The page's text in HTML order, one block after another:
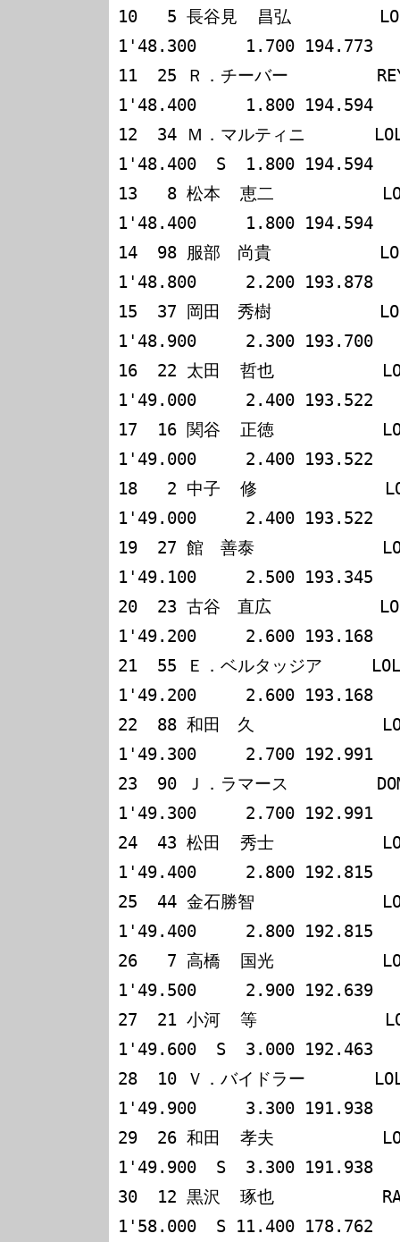
10   5 長谷見  昌弘
1'48.300     1.700 194.773
11  25 Ｒ．チーバー
1'48.400     1.800 194.594
12  34 Ｍ．マルティニ
1'48.400  S  1.800 194.594
13   8 松本  恵二
1'48.400     1.800 194.594
14  98 服部　尚貴
1'48.800     2.200 193.878
15  37 岡田　秀樹
1'48.900     2.300 193.700
16  22 太田  哲也
1'49.000     2.400 193.522
17  16 関谷  正徳
1'49.000     2.400 193.522
18   2 中子  修
1'49.000     2.400 193.522
19  27 館　善泰
1'49.100     2.500 193.345
20  23 古谷　直広
1'49.200     2.600 193.168
21  55 Ｅ．ベルタッジア
1'49.200     2.600 193.168
22  88 和田　久
1'49.300     2.700 192.991
23  90 Ｊ．ラマース
1'49.300     2.700 192.991
24  43 松田  秀士
1'49.400     2.800 192.815
25  44 金石勝智
1'49.400     2.800 192.815
26   7 高橋  国光
1'49.500     2.900 192.639
27  21 小河  等
1'49.600  S  3.000 192.463
28  10 Ｖ．バイドラー
1'49.900     3.300 191.938
29  26 和田  孝夫
1'49.900  S  3.300 191.938
30  12 黒沢  琢也
1'58.000  S 11.400 178.762